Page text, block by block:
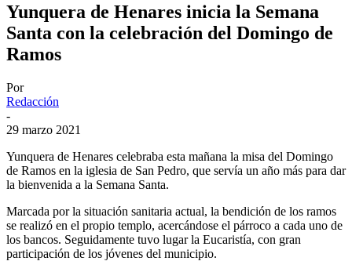
Yunquera de Henares inicia la Semana
Santa con la celebración del Domingo de
Ramos
Por
Redacción
-
29 marzo 2021
Yunquera de Henares celebraba esta mañana la misa del Domingo
de Ramos en la iglesia de San Pedro, que servía un año más para dar
la bienvenida a la Semana Santa.
Marcada por la situación sanitaria actual, la bendición de los ramos
se realizó en el propio templo, acercándose el párroco a cada uno de
los bancos. Seguidamente tuvo lugar la Eucaristía, con gran
participación de los jóvenes del municipio.